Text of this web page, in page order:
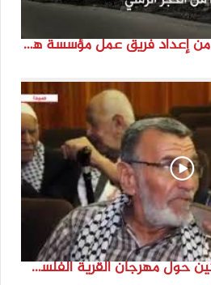
فيلم السميرية بلدتي.. من إعداد فريق عمل مؤسسة هوية
تقرير موقع بوابة اللاجئين حول مهرجان القرية الفلسطينية ( السميرية بلدتي)